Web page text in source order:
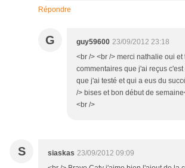
Répondre
G guy59600 23/09/2012 23:18
<br /> <br /> merci nathalie oui et
commentaires que j'ai reçus
que j'ai testé et qui a eus du
/> bises et bon début de
<br />
S siaskas 23/09/2012 09:09